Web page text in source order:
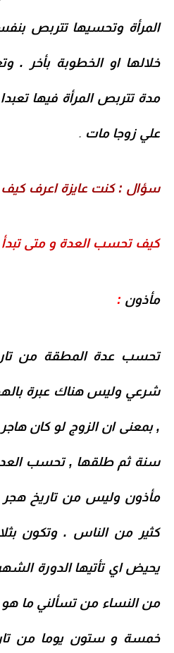
المرأة وتحسيها تتربص
خلالها او الخطوبة بأخر .
مدة تتربص المرأة فيها تعبدا
علي زوجا مات .
سؤال : كنت عايزة اعرف
كيف تحسب العدة و متى
مأذون :
تحسب عدة المطقة من
شرعي وليس هناك عبرة
, بمعنى ان الزوج لو كان
سنة ثم طلقها , تحسب
مأذون وليس من تاريخ هجر
كثير من الناس . وتكون
يحيض اي تأتيها الدورة
من النساء من تسألني ما
خمسة و ستون يوما من